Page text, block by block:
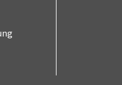
Europaangelegenheiten